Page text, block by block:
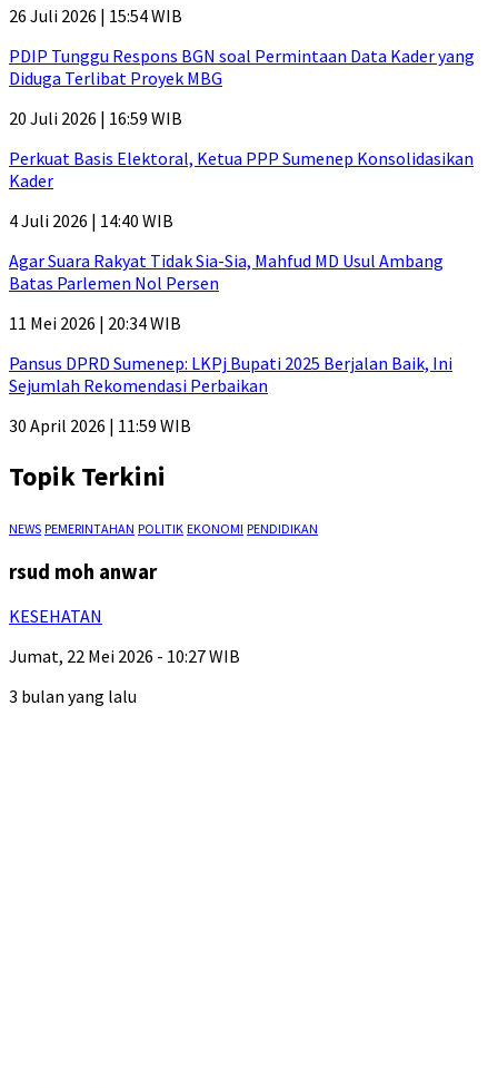
26 Juli 2026 | 15:54 WIB
PDIP Tunggu Respons BGN soal Permintaan Data Kader yang
Diduga Terlibat Proyek MBG
20 Juli 2026 | 16:59 WIB
Perkuat Basis Elektoral, Ketua PPP Sumenep Konsolidasikan
Kader
4 Juli 2026 | 14:40 WIB
Agar Suara Rakyat Tidak Sia-Sia, Mahfud MD Usul Ambang
Batas Parlemen Nol Persen
11 Mei 2026 | 20:34 WIB
Pansus DPRD Sumenep: LKPj Bupati 2025 Berjalan Baik, Ini
Sejumlah Rekomendasi Perbaikan
30 April 2026 | 11:59 WIB
Topik Terkini
NEWS PEMERINTAHAN POLITIK EKONOMI PENDIDIKAN
rsud moh anwar
KESEHATAN
Jumat, 22 Mei 2026 - 10:27 WIB
3 bulan yang lalu